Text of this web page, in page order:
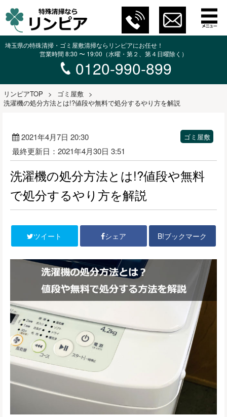
埼玉県の特殊清掃・ゴミ屋敷清掃ならリンピアにお任せ！
営業時間 8:30 〜 19:00（水曜・第２、第４日曜除く）
0120-990-899
リンピアTOP > ゴミ屋敷 >
洗濯機の処分方法とは!?値段や無料で処分するやり方を解説
2021年4月7日 20:30
最終更新日：2021年4月30日 3:51
ゴミ屋敷
洗濯機の処分方法とは!?値段や無料
で処分するやり方を解説
ツイート シェア B!ブックマーク